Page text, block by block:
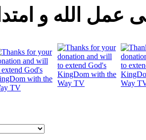
عمل الله و